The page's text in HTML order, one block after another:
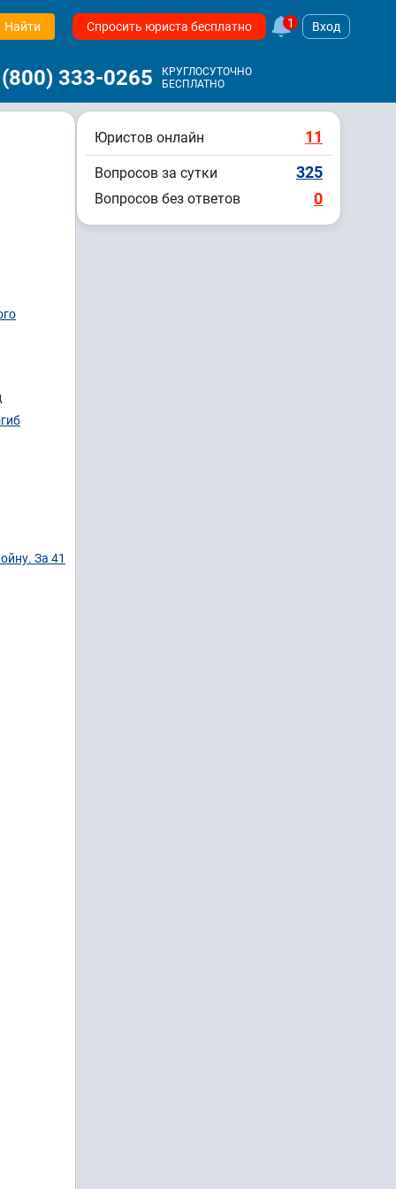
Найти Спросить юриста бесплатно 1 Вход
333-0265
КРУГЛОСУТОЧНО
БЕСПЛАТНО
За 41
Юристов онлайн 11
Вопросов за сутки 325
Вопросов без ответов 0